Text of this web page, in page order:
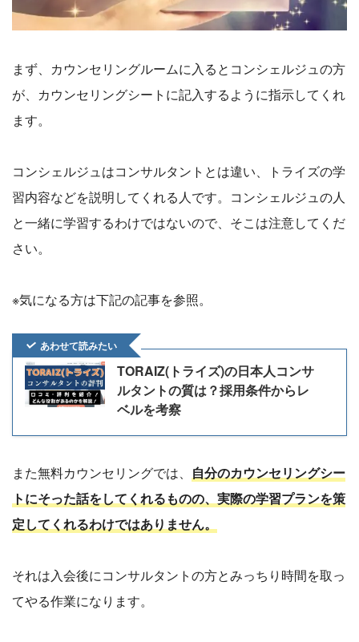
まず、カウンセリングルームに入るとコンシェルジュの方
が、カウンセリングシートに記入するように指示してくれ
ます。
コンシェルジュはコンサルタントとは違い、トライズの学
習内容などを説明してくれる人です。コンシェルジュの人
と一緒に学習するわけではないので、そこは注意してくだ
さい。
※気になる方は下記の記事を参照。
あわせて読みたい
TORAIZ(トライズ)の日本人コンサ
ルタントの質は？採用条件からレ
ベルを考察
また無料カウンセリングでは、 自分のカウンセリングシー
トにそった話をしてくれるものの、実際の学習プランを策
定してくれるわけではありません。
それは入会後にコンサルタントの方とみっちり時間を取っ
てやる作業になります。